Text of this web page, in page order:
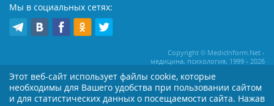
Мы в социальных сетях:
Copyright © MedicInform.Net -
медицина, психология, 1999 - 2026
Копирование или иное распространение статей нашего сайта строго
воспрещается. Копирование раздела "Новости" допускается при наличии
активной открытой для поисковиков ссылки на MedicInform.Net
Этот веб-сайт использует файлы cookie, которые
необходимы для Вашего удобства при пользовании сайтом
и для статистических данных о посещаемости сайта. Нажав